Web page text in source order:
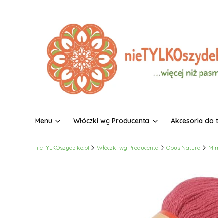
Menu Włóczki wg Producenta Akcesoria do
nieTYLKOszydelko.pl Włóczki wg Producenta Opus Natura